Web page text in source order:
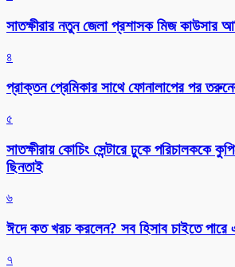
সাতক্ষীরার নতুন জেলা প্রশাসক মিজ কাউসার
৪
প্রাক্তন প্রেমিকার সাথে ফোনালাপের পর
৫
সাতক্ষীরায় কোচিং সেন্টারে ঢুকে পরিচালককে
ছিনতাই
৬
ঈদে কত খরচ করলেন? সব হিসাব চাইতে পারে
৭